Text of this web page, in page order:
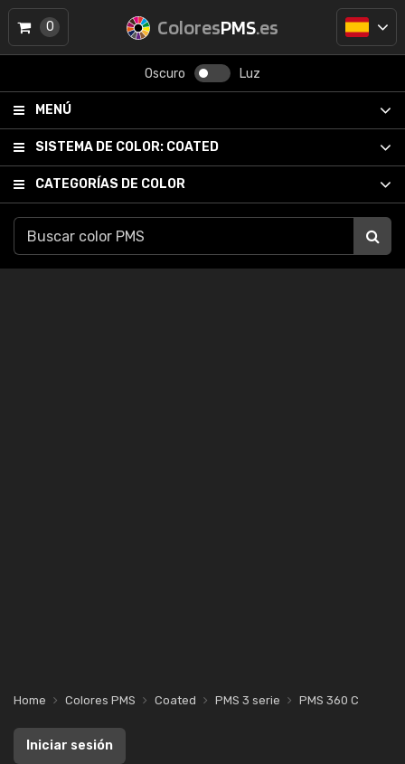
ColoresPMS.es
Oscuro Luz
MENÚ
SISTEMA DE COLOR: COATED
CATEGORÍAS DE COLOR
0
Home Colores PMS Coated PMS 3 serie PMS 360 C
Iniciar sesión